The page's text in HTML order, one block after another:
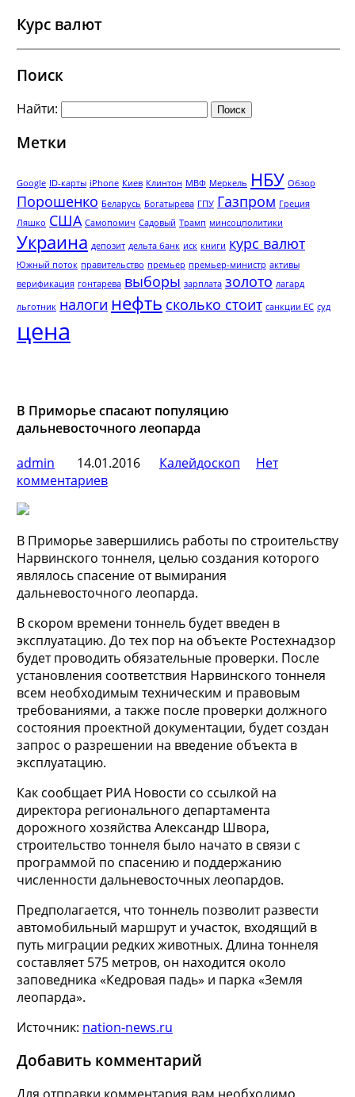
Курс валют
Поиск
Найти:
Метки
Google ID-карты iPhone Киев Клинтон МВФ Меркель НБУ Обзор
Порошенко Беларусь Богатырева ГПУ Газпром Греция
Ляшко США Самопомич Садовый Трамп минсоцполитики
Украина депозит дельта банк иск книги курс валют
Южный поток правительство премьер премьер-министр активы
верификация гонтарева выборы зарплата золото лагард
льготник налоги нефть сколько стоит санкции ЕС суд
цена
В Приморье спасают популяцию
дальневосточного леопарда
admin
14.01.2016 Калейдоскоп
Нет
комментариев
В Приморье завершились работы по строительству
Нарвинского тоннеля, целью создания которого
являлось спасение от вымирания
дальневосточного леопарда.
В скором времени тоннель будет введен в
эксплуатацию. До тех пор на объекте Ростехнадзор
будет проводить обязательные проверки. После
установления соответствия Нарвинского тоннеля
всем необходимым техническим и правовым
требованиями, а также после проверки должного
состояния проектной документации, будет создан
запрос о разрешении на введение объекта в
эксплуатацию.
Как сообщает РИА Новости со ссылкой на
директора регионального департамента
дорожного хозяйства Александр Швора,
строительство тоннеля было начато в связи с
программой по спасению и поддержанию
численности дальневосточных леопардов.
Предполагается, что тоннель позволит развести
автомобильный маршрут и участок, входящий в
путь миграции редких животных. Длина тоннеля
составляет 575 метров, он находится около
заповедника «Кедровая падь» и парка «Земля
леопарда».
Источник: nation-news.ru
Добавить комментарий